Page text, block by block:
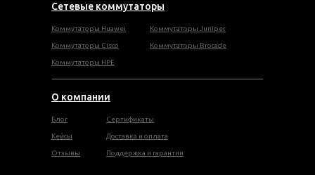
О компании
Сетевые коммутаторы
Блог
Кейсы
Отзывы
Сертификаты
Доставка и оплата
Поддержка и гарантии
Коммутаторы Huawei
Коммутаторы Cisco
Коммутаторы HPE
Коммутаторы Juniper
Коммутаторы Brocade